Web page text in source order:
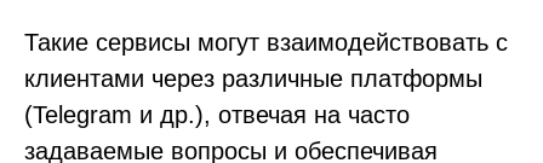
Такие сервисы могут взаимодействовать с
клиентами через различные платформы
(Telegram и др.), отвечая на часто
задаваемые вопросы и обеспечивая